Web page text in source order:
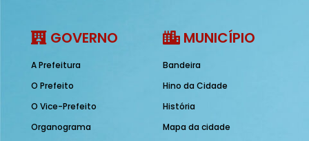
GOVERNO
A Prefeitura
O Prefeito
O Vice-Prefeito
Organograma
MUNICÍPIO
Bandeira
Hino da Cidade
História
Mapa da cidade